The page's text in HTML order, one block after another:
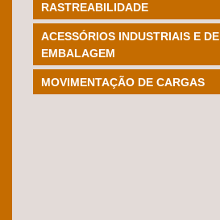
RASTREABILIDADE
ACESSÓRIOS INDUSTRIAIS E DE
EMBALAGEM
MOVIMENTAÇÃO DE CARGAS